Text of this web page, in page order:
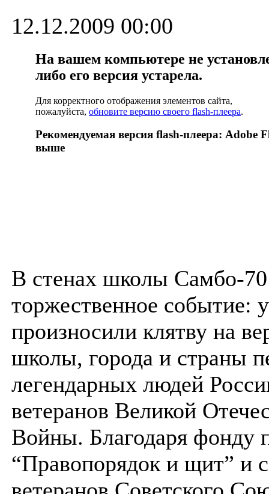
12.12.2009 00:00
На вашем компьютере не
либо его версия устарела.
Для корректного отображения элементов сайта,
пожалуйста, обновите версию своего flash-плеера.
Рекомендуемая версия flash-плеера: Adobe
выше
В стенах школы Самбо-70
торжественное событие:
произносили клятву на
школы, города и страны
легендарных людей
ветеранов Великой
Войны. Благодаря фонду
“Правопорядок и щит” и